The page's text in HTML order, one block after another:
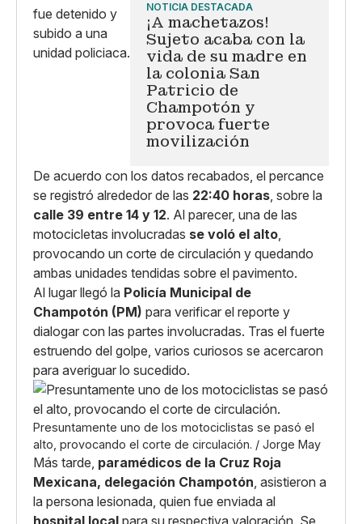
NOTICIA DESTACADA
¡A machetazos!
Sujeto acaba con la
vida de su madre en
la colonia San
Patricio de
Champotón y
provoca fuerte
movilización
De acuerdo con los datos recabados, el percance
se registró alrededor de las 22:40 horas, sobre la
calle 39 entre 14 y 12. Al parecer, una de las
motocicletas involucradas se voló el alto,
provocando un corte de circulación y quedando
ambas unidades tendidas sobre el pavimento.
Al lugar llegó la Policía Municipal de
Champotón (PM) para verificar el reporte y
dialogar con las partes involucradas. Tras el fuerte
estruendo del golpe, varios curiosos se acercaron
para averiguar lo sucedido.
Presuntamente uno de los motociclistas se pasó el
alto, provocando el corte de circulación. / Jorge May
Más tarde, paramédicos de la Cruz Roja
Mexicana, delegación Champotón, asistieron a
la persona lesionada, quien fue enviada al
hospital local para su respectiva valoración. Se